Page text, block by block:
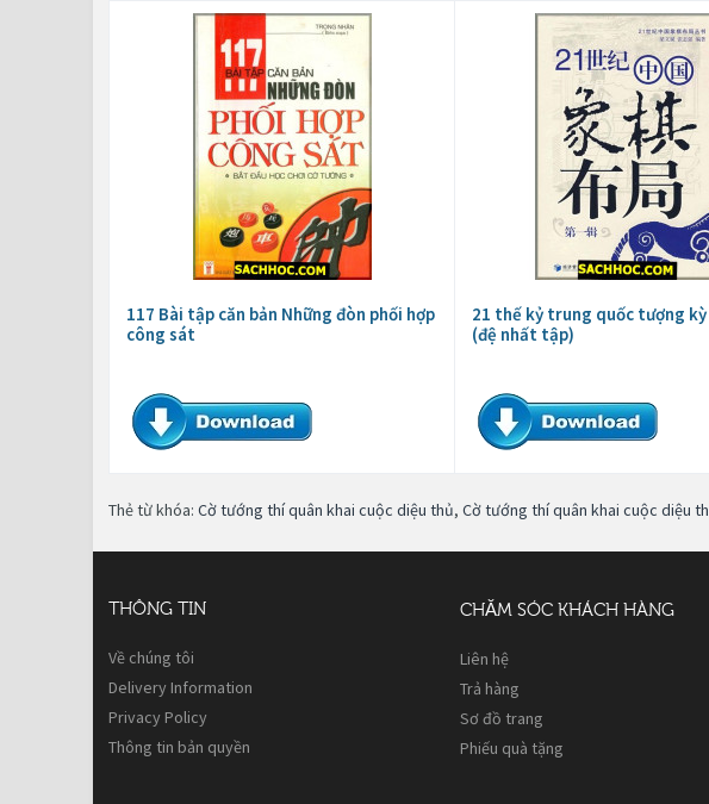
117 Bài tập căn bản Những đòn phối hợp
công sát
21 thế kỷ trung quốc tượng kỳ
(đệ nhất tập)
Thẻ từ khóa: Cờ tướng thí quân khai cuộc diệu thủ, Cờ tướng thí quân khai cuộc diệu
THÔNG TIN
Về chúng tôi
Delivery Information
Privacy Policy
Thông tin bản quyền
CHĂM SÓC KHÁCH HÀNG
Liên hệ
Trả hàng
Sơ đồ trang
Phiếu quà tặng